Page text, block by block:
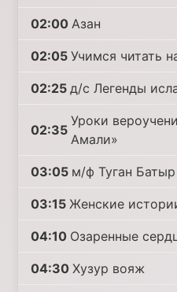
02:00 Азан
02:05 Учимся читать
02:25 д/с Легенды
02:35
Уроки
Амали»
03:05 м/ф Туган Батыр
03:15 Женские
04:10 Озаренные
04:30 Хузур вояж